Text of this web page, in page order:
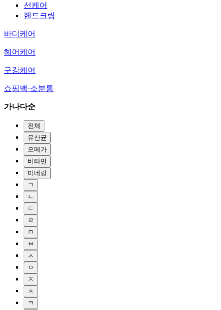
선케어
핸드크림
바디케어
헤어케어
구강케어
쇼핑백·소분통
가나다순
전체
유산균
오메가
비타민
미네랄
ㄱ
ㄴ
ㄷ
ㄹ
ㅁ
ㅂ
ㅅ
ㅇ
ㅈ
ㅊ
ㅋ